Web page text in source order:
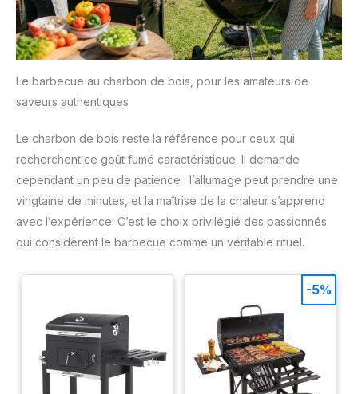
Le barbecue au charbon de bois, pour les amateurs de
saveurs authentiques
Le charbon de bois reste la référence pour ceux qui
recherchent ce goût fumé caractéristique. Il demande
cependant un peu de patience : l’allumage peut prendre une
vingtaine de minutes, et la maîtrise de la chaleur s’apprend
avec l’expérience. C’est le choix privilégié des passionnés
qui considèrent le barbecue comme un véritable rituel.
-5%